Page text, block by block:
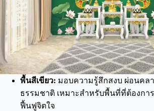
พื้นสีเขียว: มอบความรู้สึกสงบ ผ่อนคล
ธรรมชาติ เหมาะสำหรับพื้นที่ที่ต้องกา
ฟื้นฟูจิตใจ